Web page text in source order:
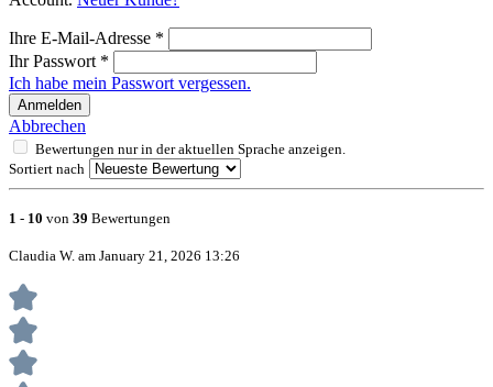
Ihre E-Mail-Adresse *
Ihr Passwort *
Ich habe mein Passwort vergessen.
Anmelden
Abbrechen
Bewertungen nur in der aktuellen Sprache anzeigen.
Sortiert nach
1 - 10 von 39 Bewertungen
Claudia W. am January 21, 2026 13:26